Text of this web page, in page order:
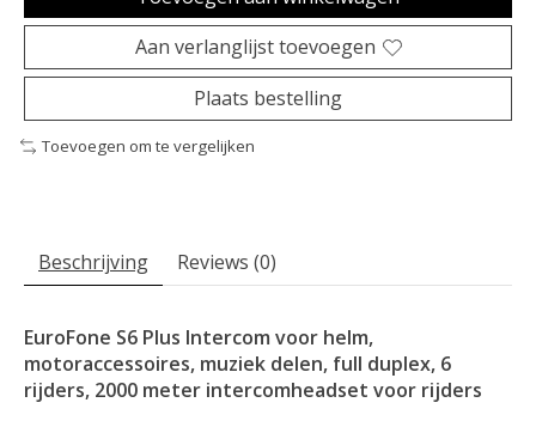
Aan verlanglijst toevoegen
Plaats bestelling
Toevoegen om te vergelijken
Beschrijving Reviews (0)
EuroFone S6 Plus Intercom voor helm,
motoraccessoires, muziek delen, full duplex, 6
rijders, 2000 meter intercomheadset voor rijders